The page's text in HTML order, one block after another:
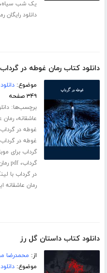
یک شب سیاه
دانلود
دانلود کتاب رمان غوطه در گرداب
موضوع:
۳۴۹ صفحه
برچسب‌ها:
عاشقانه،رمان
غوطه در گرداب
غوطه در
گرداب برای
گرداب،pdf رمان غوطه در گرداب کامل
در گرداب با
رمان عاشقانه
دانلود کتاب داستان گل رز
از: محمدرضا
موضوع: